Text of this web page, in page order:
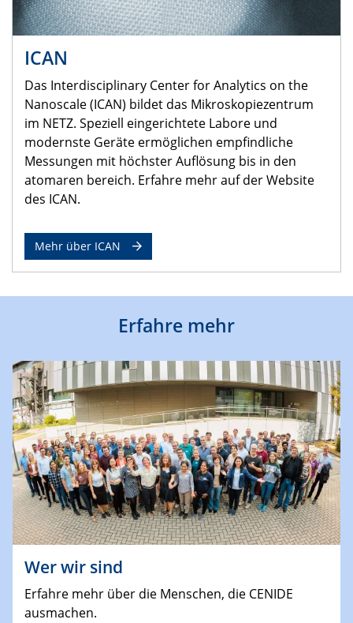
ICAN
Das Interdisciplinary Center for Analytics on the
Nanoscale (ICAN) bildet das Mikroskopiezentrum
im NETZ. Speziell eingerichtete Labore und
modernste Geräte ermöglichen empfindliche
Messungen mit höchster Auflösung bis in den
atomaren bereich. Erfahre mehr auf der Website
des ICAN.
Mehr über ICAN
Erfahre mehr
Wer wir sind
Erfahre mehr über die Menschen, die CENIDE
ausmachen.